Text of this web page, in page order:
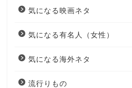
気になる映画ネタ
気になる有名人（女性）
気になる海外ネタ
流行りもの